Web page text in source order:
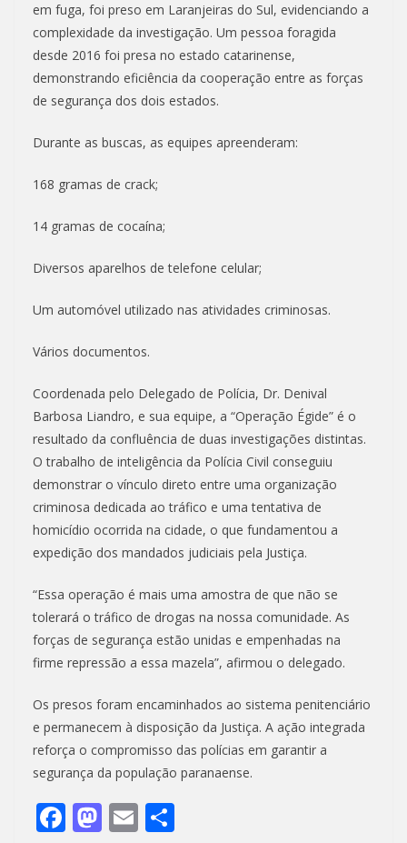
em fuga, foi preso em Laranjeiras do Sul, evidenciando a
complexidade da investigação. Um pessoa foragida
desde 2016 foi presa no estado catarinense,
demonstrando eficiência da cooperação entre as forças
de segurança dos dois estados.
Durante as buscas, as equipes apreenderam:
168 gramas de crack;
14 gramas de cocaína;
Diversos aparelhos de telefone celular;
Um automóvel utilizado nas atividades criminosas.
Vários documentos.
Coordenada pelo Delegado de Polícia, Dr. Denival
Barbosa Liandro, e sua equipe, a “Operação Égide” é o
resultado da confluência de duas investigações distintas.
O trabalho de inteligência da Polícia Civil conseguiu
demonstrar o vínculo direto entre uma organização
criminosa dedicada ao tráfico e uma tentativa de
homicídio ocorrida na cidade, o que fundamentou a
expedição dos mandados judiciais pela Justiça.
“Essa operação é mais uma amostra de que não se
tolerará o tráfico de drogas na nossa comunidade. As
forças de segurança estão unidas e empenhadas na
firme repressão a essa mazela”, afirmou o delegado.
Os presos foram encaminhados ao sistema penitenciário
e permanecem à disposição da Justiça. A ação integrada
reforça o compromisso das polícias em garantir a
segurança da população paranaense.
F M E